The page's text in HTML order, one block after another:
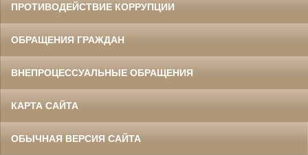
ПРОТИВОДЕЙСТВИЕ КОРРУПЦИИ
ОБРАЩЕНИЯ ГРАЖДАН
ВНЕПРОЦЕССУАЛЬНЫЕ ОБРАЩЕНИЯ
КАРТА САЙТА
ОБЫЧНАЯ ВЕРСИЯ САЙТА